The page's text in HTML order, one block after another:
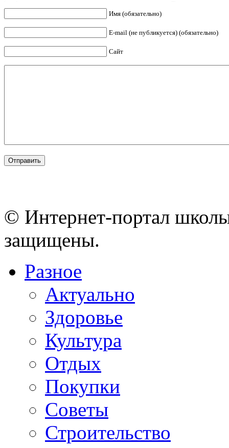
Имя (обязательно)
E-mail (не публикуется) (обязательно)
Сайт
© Интернет-портал
защищены.
Разное
Актуально
Здоровье
Культура
Отдых
Покупки
Советы
Строительство